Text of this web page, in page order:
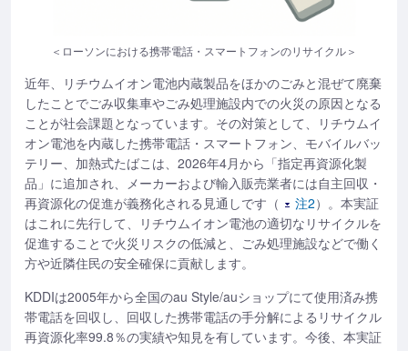
＜ローソンにおける携帯電話・スマートフォンのリサイクル＞
近年、リチウムイオン電池内蔵製品をほかのごみと混ぜて廃棄
したことでごみ収集車やごみ処理施設内での火災の原因となる
ことが社会課題となっています。その対策として、リチウムイ
オン電池を内蔵した携帯電話・スマートフォン、モバイルバッ
テリー、加熱式たばこは、2026年4月から「指定再資源化製
品」に追加され、メーカーおよび輸入販売業者には自主回収・
再資源化の促進が義務化される見通しです（
注2）。本実証
はこれに先行して、リチウムイオン電池の適切なリサイクルを
促進することで火災リスクの低減と、ごみ処理施設などで働く
方や近隣住民の安全確保に貢献します。
KDDIは2005年から全国のau Style/auショップにて使用済み携
帯電話を回収し、回収した携帯電話の手分解によるリサイクル
再資源化率99.8％の実績や知見を有しています。今後、本実証